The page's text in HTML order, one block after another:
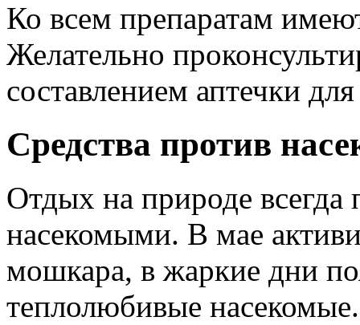
Ко всем препаратам
Желательно
составлением аптечки
Средства против
Отдых на природе всегда
насекомыми. В мае
мошкара, в жаркие дни
теплолюбивые насекомые.